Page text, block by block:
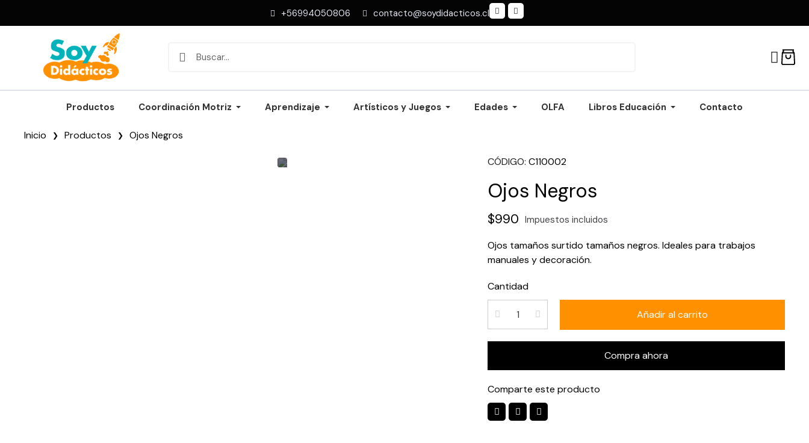
+56994050806 contacto@soydidacticos.cl
Productos Coordinación Motriz Aprendizaje Artísticos y Juegos Edades OLFA Libros Educación Contacto
Inicio Productos Ojos Negros
CÓDIGO C110002
Ojos Negros
$990 Impuestos incluidos
Ojos tamaños surtido tamaños negros. Ideales para trabajos
manuales y decoración.
Cantidad
Añadir al carrito
Compra ahora
Comparte este producto